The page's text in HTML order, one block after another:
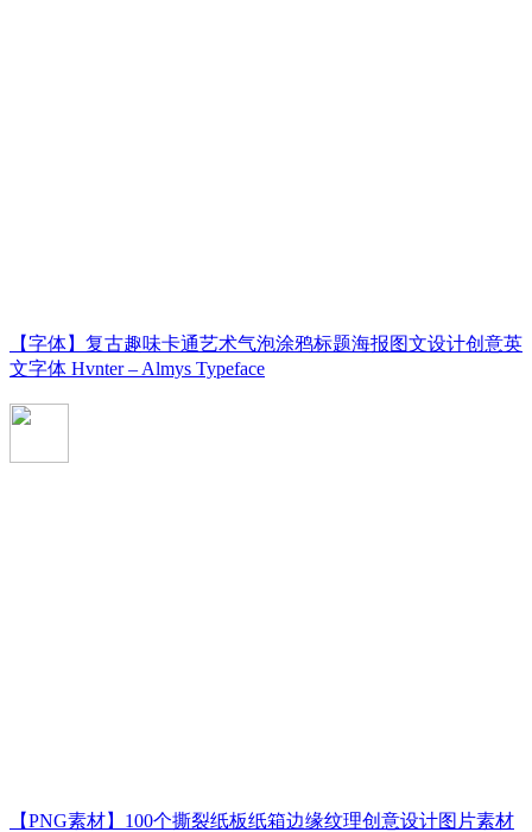
【字体】复古趣味卡通艺术气泡涂鸦标题海报图文设计创意英
文字体 Hvnter – Almys Typeface
【PNG素材】100个撕裂纸板纸箱边缘纹理创意设计图片素材